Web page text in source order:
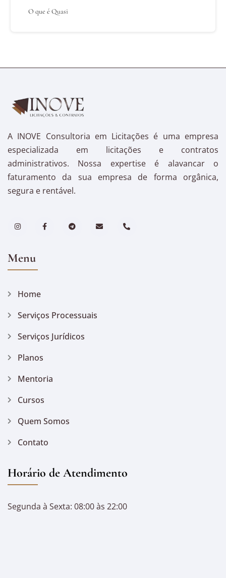
O que é Quasi
A INOVE Consultoria em Licitações é uma empresa
especializada em licitações e contratos
administrativos. Nossa expertise é alavancar o
faturamento da sua empresa de forma orgânica,
segura e rentável.
Menu
Home
Serviços Processuais
Serviços Jurídicos
Planos
Mentoria
Cursos
Quem Somos
Contato
Horário de Atendimento
Segunda à Sexta: 08:00 às 22:00